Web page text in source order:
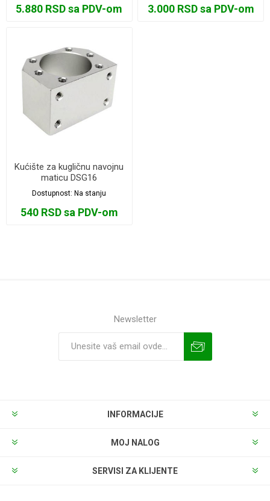
5.880 RSD sa PDV-om 3.000 RSD sa PDV-om
Kućište za kugličnu navojnu
maticu DSG16
Dostupnost: Na stanju
540 RSD sa PDV-om
Newsletter
INFORMACIJE
MOJ NALOG
SERVISI ZA KLIJENTE